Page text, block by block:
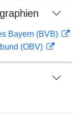
Bayern (BVB)
(OBV)